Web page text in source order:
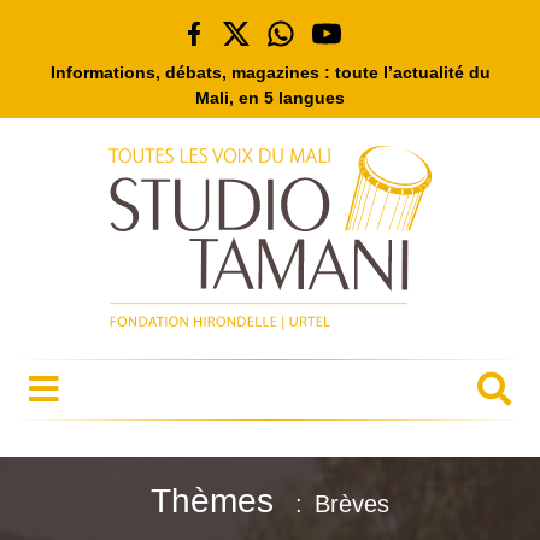
Informations, débats, magazines : toute l’actualité du
Mali, en 5 langues
Thèmes Brèves